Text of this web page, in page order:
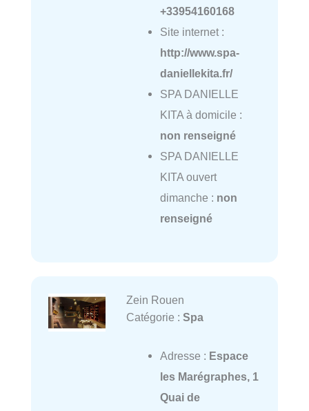
+33954160168
Site internet :
http://www.spa-
daniellekita.fr/
SPA DANIELLE
KITA à domicile :
non renseigné
SPA DANIELLE
KITA ouvert
dimanche : non
renseigné
Zein Rouen
Catégorie : Spa
Adresse : Espace
les Marégraphes, 1
Quai de